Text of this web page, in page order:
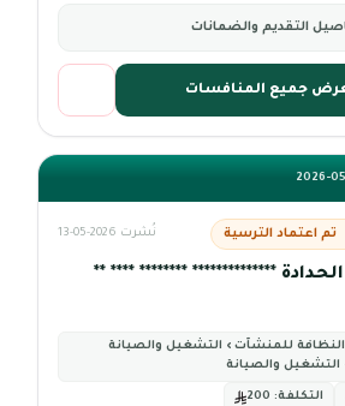
التقديم والضمانات
جميع المنافسات
2026-
تم اعتماد الترسية نُشرت 2026-05-13
************** ******** **** **
للمنشآت › التشغيل والصيانة
والصيانة
التكلفة: